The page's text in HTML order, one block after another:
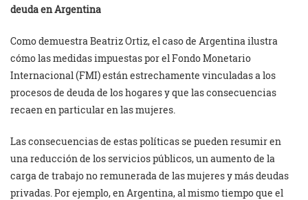
deuda en Argentina
Como demuestra Beatriz Ortiz, el caso de Argentina ilustra
cómo las medidas impuestas por el Fondo Monetario
Internacional (FMI) están estrechamente vinculadas a los
procesos de deuda de los hogares y que las consecuencias
recaen en particular en las mujeres.
Las consecuencias de estas políticas se pueden resumir en
una reducción de los servicios públicos, un aumento de la
carga de trabajo no remunerada de las mujeres y más deudas
privadas. Por ejemplo, en Argentina, al mismo tiempo que el